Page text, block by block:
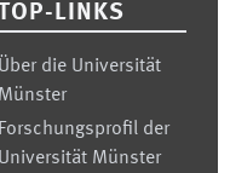
TOP-LINKS
Über die Universität
Münster
Forschungsprofil der
Universität Münster